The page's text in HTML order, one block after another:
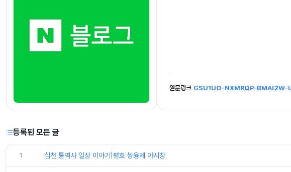
원문링크 GSU1UO-NXMRQP-BMAI2W-
등록된 모든 글
1 심천 통역사 일상 이야기|평호 쌍융제 야시장